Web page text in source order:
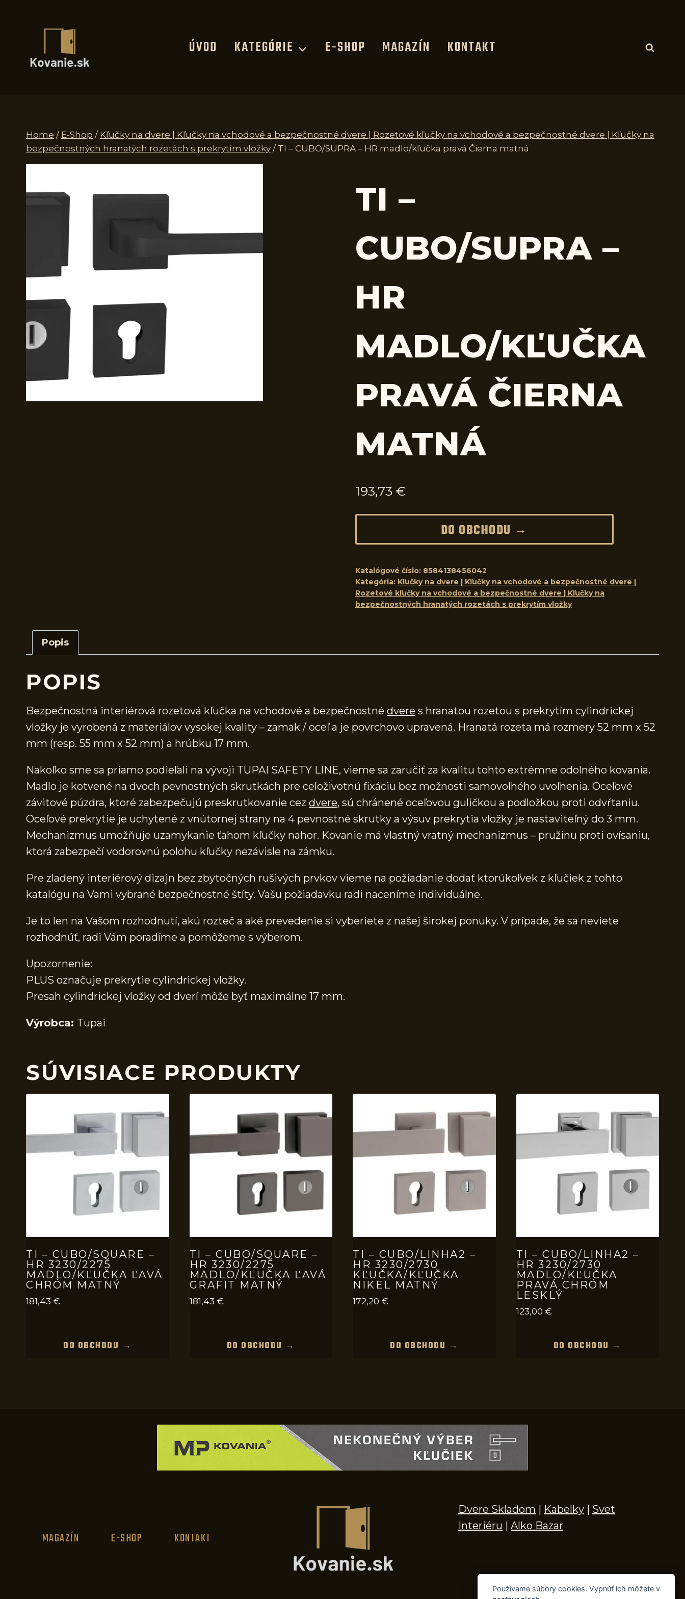
ÚVOD KATEGÓRIE E-SHOP MAGAZÍN KONTAKT
Home / E-Shop / Kľučky na dvere | Kľučky na vchodové a bezpečnostné dvere | Rozetové kľučky na vchodové a bezpečnostné dvere | Kľučky na
bezpečnostných hranatých rozetách s prekrytím vložky / TI – CUBO/SUPRA – HR madlo/kľučka pravá Čierna matná
TI –
CUBO/SUPRA –
HR
MADLO/KĽUČKA
PRAVÁ ČIERNA
MATNÁ
193,73 €
DO OBCHODU →
Katalógové číslo: 8584138456042
Kategória: Kľučky na dvere | Kľučky na vchodové a bezpečnostné dvere |
Rozetové kľučky na vchodové a bezpečnostné dvere | Kľučky na
bezpečnostných hranatých rozetách s prekrytím vložky
Popis
POPIS
Bezpečnostná interiérová rozetová kľučka na vchodové a bezpečnostné dvere s hranatou rozetou s prekrytím cylindrickej
vložky je vyrobená z materiálov vysokej kvality – zamak / oceľ a je povrchovo upravená. Hranatá rozeta má rozmery 52 mm x 52
mm (resp. 55 mm x 52 mm) a hrúbku 17 mm.
Nakoľko sme sa priamo podieľali na vývoji TUPAI SAFETY LINE, vieme sa zaručiť za kvalitu tohto extrémne odolného kovania.
Madlo je kotvené na dvoch pevnostných skrutkách pre celoživotnú fixáciu bez možnosti samovoľného uvoľnenia. Oceľové
závitové púzdra, ktoré zabezpečujú preskrutkovanie cez dvere, sú chránené oceľovou guličkou a podložkou proti odvŕtaniu.
Oceľové prekrytie je uchytené z vnútornej strany na 4 pevnostné skrutky a výsuv prekrytia vložky je nastaviteľný do 3 mm.
Mechanizmus umožňuje uzamykanie ťahom kľučky nahor. Kovanie má vlastný vratný mechanizmus – pružinu proti ovísaniu,
ktorá zabezpečí vodorovnú polohu kľučky nezávisle na zámku.
Pre zladený interiérový dizajn bez zbytočných rušivých prvkov vieme na požiadanie dodať ktorúkoľvek z kľučiek z tohto
katalógu na Vami vybrané bezpečnostné štíty. Vašu požiadavku radi naceníme individuálne.
Je to len na Vašom rozhodnutí, akú rozteč a aké prevedenie si vyberiete z našej širokej ponuky. V prípade, že sa neviete
rozhodnúť, radi Vám poradíme a pomôžeme s výberom.
Upozornenie:
PLUS označuje prekrytie cylindrickej vložky.
Presah cylindrickej vložky od dverí môže byť maximálne 17 mm.
Výrobca: Tupai
SÚVISIACE PRODUKTY
TI – CUBO/SQUARE –
HR 3230/2275
MADLO/KĽUČKA ĽAVÁ
CHRÓM MATNÝ
181,43 €
DO OBCHODU →
TI – CUBO/SQUARE –
HR 3230/2275
MADLO/KĽUČKA ĽAVÁ
GRAFIT MATNÝ
181,43 €
DO OBCHODU →
TI – CUBO/LINHA2 –
HR 3230/2730
KĽUČKA/KĽUČKA
NIKEL MATNÝ
172,20 €
DO OBCHODU →
TI – CUBO/LINHA2 –
HR 3230/2730
MADLO/KĽUČKA
PRAVÁ CHRÓM
LESKLÝ
123,00 €
DO OBCHODU →
MAGAZÍN E-SHOP KONTAKT
Dvere Skladom | Kabelky | Svet
Interiéru | Alko Bazar
Používame súbory cookies. Vypnúť ich môžete v